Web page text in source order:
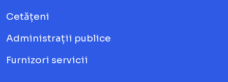
Cetățeni
Administrații publice
Furnizori servicii